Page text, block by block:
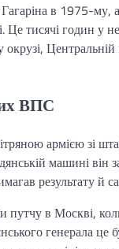
в 1975-
тисячі годин у
окрузі,
ВПС
армією зі
машині
результату й
в Москві,
генерала це